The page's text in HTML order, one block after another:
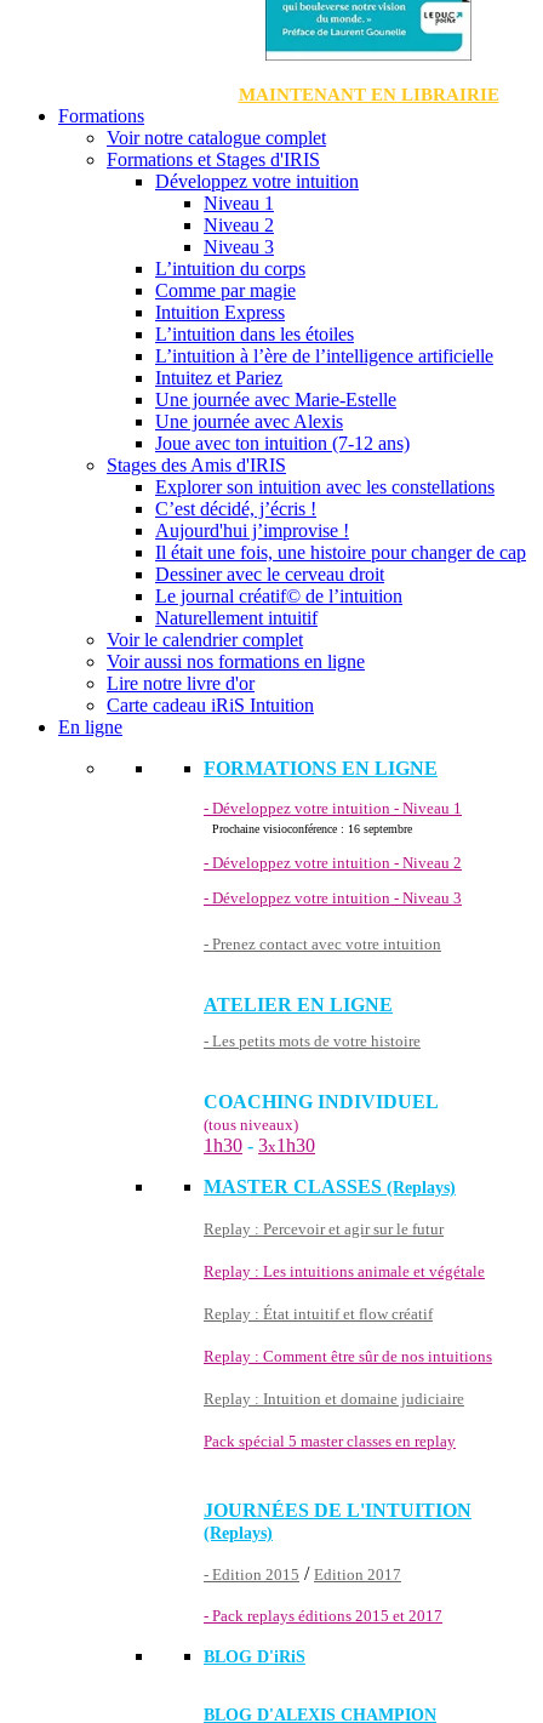
MAINTENANT EN LIBRAIRIE
Formations
Voir notre catalogue complet
Formations et Stages d'IRIS
Développez votre intuition
Niveau 1
Niveau 2
Niveau 3
L’intuition du corps
Comme par magie
Intuition Express
L’intuition dans les étoiles
L’intuition à l’ère de l’intelligence artificielle
Intuitez et Pariez
Une journée avec Marie-Estelle
Une journée avec Alexis
Joue avec ton intuition (7-12 ans)
Stages des Amis d'IRIS
Explorer son intuition avec les constellations
C’est décidé, j’écris !
Aujourd'hui j’improvise !
Il était une fois, une histoire pour changer de cap
Dessiner avec le cerveau droit
Le journal créatif© de l’intuition
Naturellement intuitif
Voir le calendrier complet
Voir aussi nos formations en ligne
Lire notre livre d'or
Carte cadeau iRiS Intuition
En ligne
FORMATIONS EN LIGNE
- Développez votre intuition - Niveau 1
Prochaine visioconférence : 16 septembre
- Développez votre intuition - Niveau 2
- Développez votre intuition - Niveau 3
- Prenez contact avec votre intuition
ATELIER EN LIGNE
- Les petits mots de votre histoire
COACHING INDIVIDUEL
(tous niveaux)
1h30 - 3x1h30
MASTER CLASSES (Replays)
Replay : Percevoir et agir sur le futur
Replay : Les intuitions animale et végétale
Replay : État intuitif et flow créatif
Replay : Comment être sûr de nos intuitions
Replay : Intuition et domaine judiciaire
Pack spécial 5 master classes en replay
JOURNÉES DE L'INTUITION
(Replays)
- Edition 2015 / Edition 2017
- Pack replays éditions 2015 et 2017
BLOG D'iRiS
BLOG D'ALEXIS CHAMPION